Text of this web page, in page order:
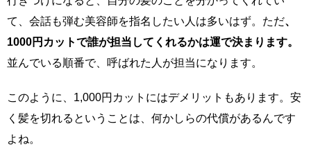
て、会話も弾む美容師を指名したい人は多いはず。ただ、
1000円カットで誰が担当してくれるかは運で決まります。
並んでいる順番で、呼ばれた人が担当になります。
このように、1,000円カットにはデメリットもあります。安
く髪を切れるということは、何かしらの代償があるんです
よね。